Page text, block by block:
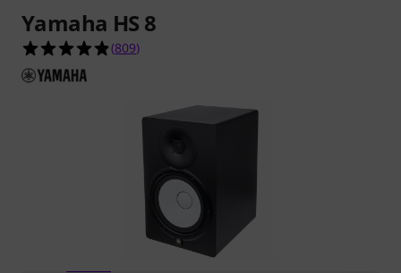
Yamaha HS 8
4.9 étoiles sur 5 d'après 809 évaluations clients
(809)